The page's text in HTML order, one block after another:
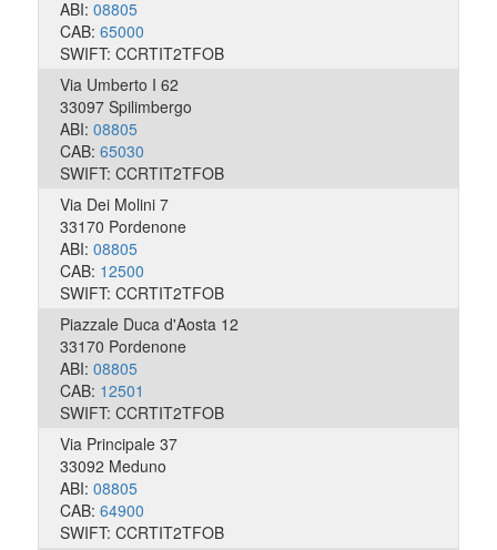
ABI: 08805
CAB: 65000
SWIFT: CCRTIT2TFOB
Via Umberto I 62
33097 Spilimbergo
ABI: 08805
CAB: 65030
SWIFT: CCRTIT2TFOB
Via Dei Molini 7
33170 Pordenone
ABI: 08805
CAB: 12500
SWIFT: CCRTIT2TFOB
Piazzale Duca d'Aosta 12
33170 Pordenone
ABI: 08805
CAB: 12501
SWIFT: CCRTIT2TFOB
Via Principale 37
33092 Meduno
ABI: 08805
CAB: 64900
SWIFT: CCRTIT2TFOB